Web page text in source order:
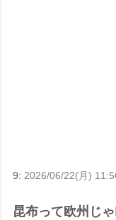
9: 2026/06/22(月)
昆布って欧州じ